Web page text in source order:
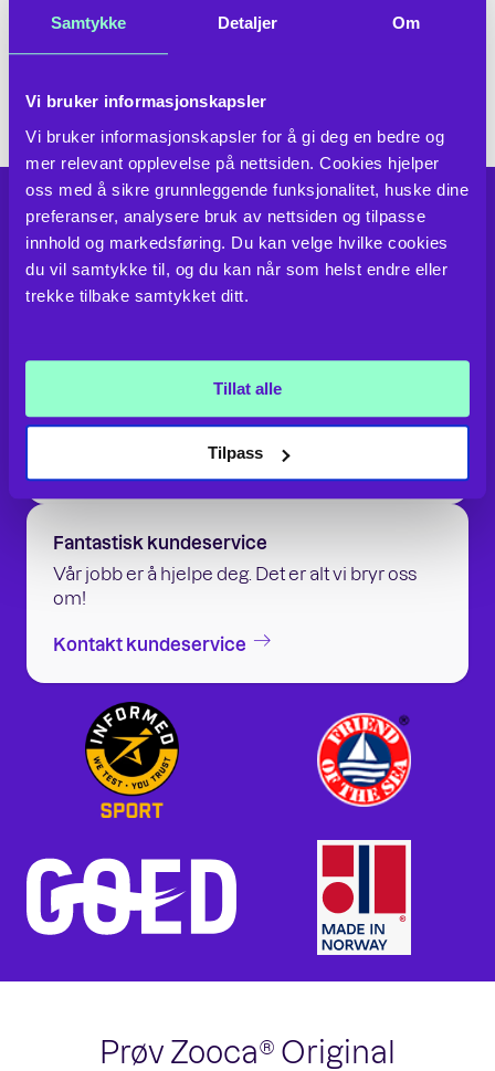
Samtykke Detaljer Om
Vi bruker informasjonskapsler
Vi bruker informasjonskapsler for å gi deg en bedre og
mer relevant opplevelse på nettsiden. Cookies hjelper
oss med å sikre grunnleggende funksjonalitet, huske dine
preferanser, analysere bruk av nettsiden og tilpasse
innhold og markedsføring. Du kan velge hvilke cookies
du vil samtykke til, og du kan når som helst endre eller
trekke tilbake samtykket ditt.
Tillat alle
Tilpass
Ofte stilte spørsmål
Her er noen av de mest vanlige spørsmålene vi får
om uraffinert omega-3
Fornøyde kunder
Hele 98% av våre kunder er fornøyd med oss!
Les våre kundehistorier
Vi sikrer ditt kjøp med kvalitet og bærekraft.
Les om "Made in Norway"
Fantastisk kundeservice
Vår jobb er å hjelpe deg. Det er alt vi bryr oss
om!
Kontakt kundeservice
Prøv Zooca® Original